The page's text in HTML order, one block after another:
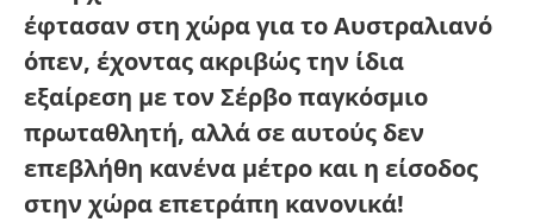
έφτασαν στη χώρα για το Αυστραλιανό
όπεν, έχοντας ακριβώς την ίδια
εξαίρεση με τον Σέρβο παγκόσμιο
πρωταθλητή, αλλά σε αυτούς δεν
επεβλήθη κανένα μέτρο και η είσοδος
στην χώρα επετράπη κανονικά!